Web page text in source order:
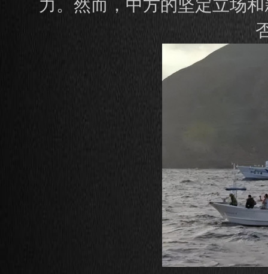
力。然而，中方的坚定立场